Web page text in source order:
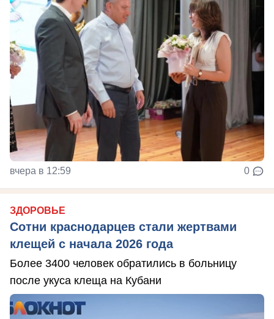
вчера в 12:59 0
ЗДОРОВЬЕ
Сотни краснодарцев стали жертвами
клещей с начала 2026 года
Более 3400 человек обратились в больницу
после укуса клеща на Кубани